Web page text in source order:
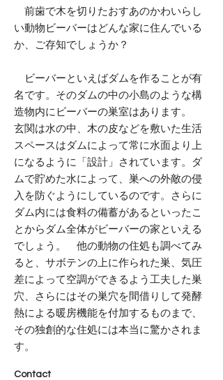
前歯で木を切りたおすあのかわいらし
い動物ビーバーはどんな家に住んでいる
か、ご存知でしょうか？
ビーバーといえばダムを作ることが有
名です。そのダムの中の小島のような構
造物内にビーバーの巣室はあります。
玄関は水の中、木の皮などを敷いた生活
スペースはダムによって常に水面より上
になるように「設計」されています。ダ
ムで貯めた水によって、巣への外敵の侵
入を防ぐようにしているのです。さらに
ダム内には食料の備蓄があるといったこ
とからダム全体がビーバーの家といえる
でしょう。
他の動物の住処も調べてみ
ると、サボテンの上に作られた巣、気圧
差によって空調ができるよう工夫した巣
穴、さらにはその巣穴を間借りして発酵
熱による暖房機能を付加するものまで、
その独創的な住処には本当に驚かされま
す。
Contact